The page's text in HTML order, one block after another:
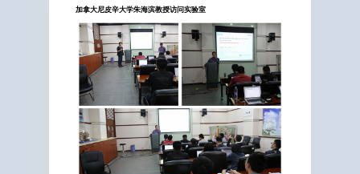
加拿大尼皮辛大学朱海滨教授访问实验室